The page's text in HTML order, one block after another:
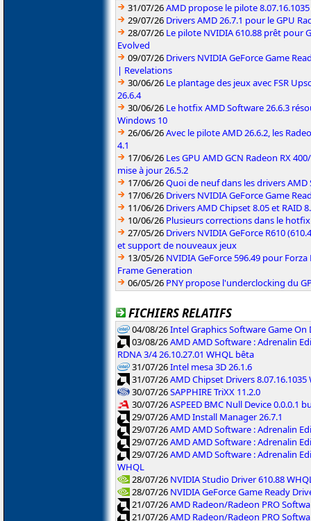
31/07/26AMD propose le pilote
29/07/26 Drivers AMD 26.7.1 pour le GPU
28/07/26 Le pilote NVIDIA 610.88 prêt pour
Evolved
09/07/26 Drivers NVIDIA GeForce Game
| Revelations
30/06/26 Le plantage des jeux avec FSR
26.6.4
30/06/26 Le hotfix AMD Software 26.6.3
Windows 10
26/06/26Avec le pilote AMD 26.6.2, les
4.1
17/06/26 Les GPU AMD GCN Radeon RX
mise à jour 26.5.2
17/06/26Quoi de neuf dans les drivers AMD
17/06/26 Drivers NVIDIA GeForce Game
11/06/26 Drivers AMD Chipset 8.05 et RAID
10/06/26 Plusieurs corrections dans le hotfix
27/05/26 Drivers NVIDIA GeForce R610
et support de nouveaux jeux
13/05/26 NVIDIA GeForce 596.49 pour
Frame Generation
06/05/26 PNY propose l'underclocking du
FICHIERS RELATIFS
04/08/26Intel Graphics Software Game On
03/08/26AMD AMD Software : Adrenalin
RDNA 3/4 26.10.27.01 WHQL bêta
31/07/26Intel mesa 3D 26.1.6
31/07/26AMD Chipset Drivers 8.07.16.1035
30/07/26SAPPHIRE TriXX 11.2.0
30/07/26ASPEED BMC Null Device 0.0.0.1
29/07/26AMD Install Manager 26.7.1
29/07/26AMD AMD Software : Adrenalin
29/07/26AMD AMD Software : Adrenalin
29/07/26AMD AMD Software : Adrenalin
WHQL
28/07/26 NVIDIA Studio Driver 610.88
28/07/26 NVIDIA GeForce Game Ready
21/07/26AMD Radeon/Radeon PRO
21/07/26AMD Radeon/Radeon PRO